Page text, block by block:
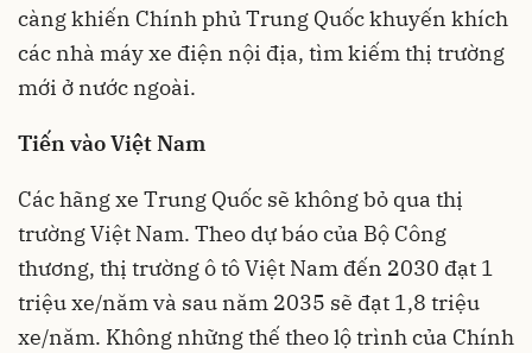
càng khiến Chính phủ Trung Quốc khuyến khích
các nhà máy xe điện nội địa, tìm kiếm thị trường
mới ở nước ngoài.
Tiến vào Việt Nam
Các hãng xe Trung Quốc sẽ không bỏ qua thị
trường Việt Nam. Theo dự báo của Bộ Công
thương, thị trường ô tôViệt Nam đến 2030 đạt 1
triệu xe/năm và sau năm 2035 sẽ đạt 1,8 triệu
xe/năm. Không những thế theo lộ trình của Chính